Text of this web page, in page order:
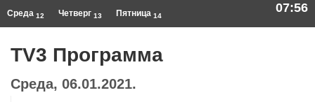
Среда 12 Четверг 13 Пятница 14
07:56
TV3 Программа
Среда, 06.01.2021.